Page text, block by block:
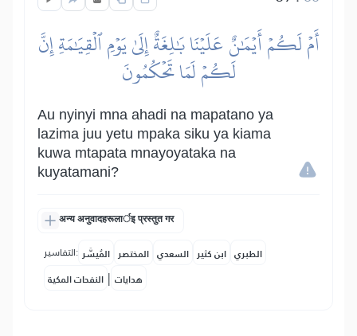
أَمۡ لَكُمۡ أَيۡمَٰنٌ عَلَيۡنَا بَٰلِغَةٌ إِلَىٰ يَوۡمِ ٱلۡقِيَٰمَةِ إِنَّ
لَكُمۡ لَمَا تَحۡكُمُونَ
Au nyinyi mna ahadi na mapatano ya
lazima juu yetu mpaka siku ya kiama
kuwa mtapata mnayoyataka na
kuyatamani?
अन्य अनुवादहरूलार्इ प्रस्तुत गर
التفاسير: المُيسَّر المختصر السعدي ابن كثير الطبري
النفحات المكية | هدايات